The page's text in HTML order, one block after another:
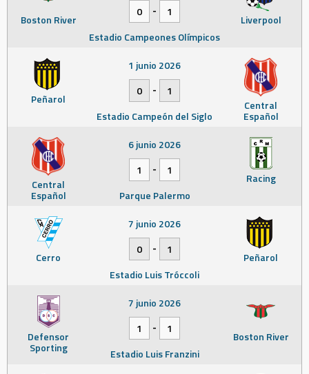
Boston River Liverpool
0
-
1
Estadio Campeones Olímpicos
Peñarol Central
Español
1 junio 2026
0
-
1
Estadio Campeón del Siglo
Central
Español
Racing
6 junio 2026
1
-
1
Parque Palermo
Cerro Peñarol
7 junio 2026
0
-
1
Estadio Luis Tróccoli
Defensor
Sporting
Boston River
7 junio 2026
1
-
1
Estadio Luis Franzini